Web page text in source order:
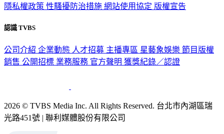
隱私權政策 性騷擾防治措施 網站使用協定 版權宣告
認識 TVBS
公司介紹 企業動態 人才招募 主播專區 星藝象娛樂 節目版權
銷售 公開招標 業務服務 官方聲明 獲獎紀錄／認證
2026 © TVBS Media Inc. All Rights Reserved. 台北市內湖區瑞
光路451號 | 聯利媒體股份有限公司